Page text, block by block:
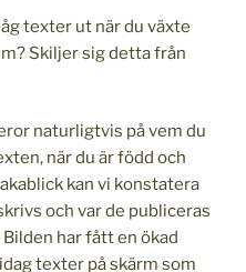
texter ut när du växte
Skiljer sig detta från
naturligtvis på vem du
när du är född och
kan vi konstatera
och var de publiceras
har fått en ökad
texter på skärm som